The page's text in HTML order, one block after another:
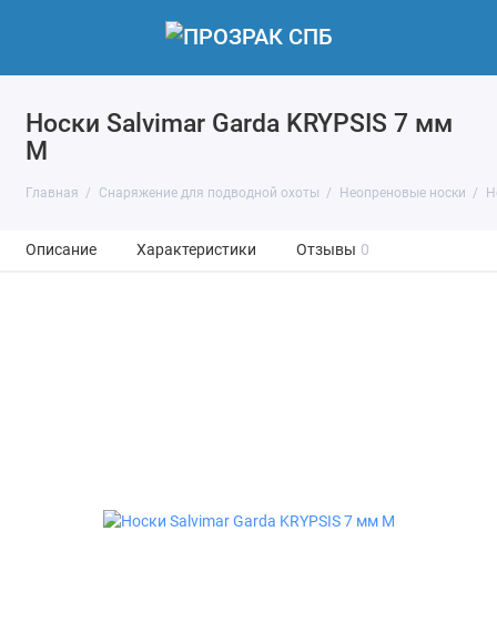
Носки Salvimar Garda KRYPSIS 7 мм
M
Главная Снаряжение для подводной охоты Неопреновые носки
Описание Характеристики Отзывы 0